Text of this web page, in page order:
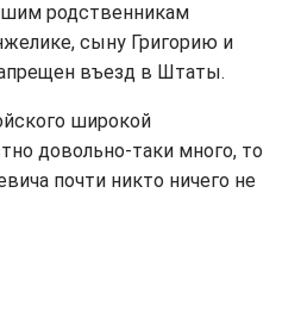
родственникам
сыну Григорию и
въезд в Штаты.
широкой
довольно-таки много, то
почти никто ничего не